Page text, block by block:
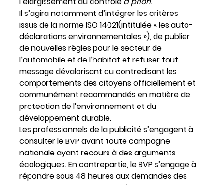
Il s’agira notamment d’intégrer les critères
issus de la norme ISO 14021(intitulée « les auto-
déclarations environnementales »), de publier
de nouvelles règles pour le secteur de
l’automobile et de l’habitat et refuser tout
message dévalorisant ou contredisant les
comportements des citoyens officiellement et
communément recommandés en matière de
protection de l’environnement et du
développement durable.
Les professionnels de la publicité s’engagent à
consulter le BVP avant toute campagne
nationale ayant recours à des arguments
écologiques. En contrepartie, le BVP s’engage à
répondre sous 48 heures aux demandes des